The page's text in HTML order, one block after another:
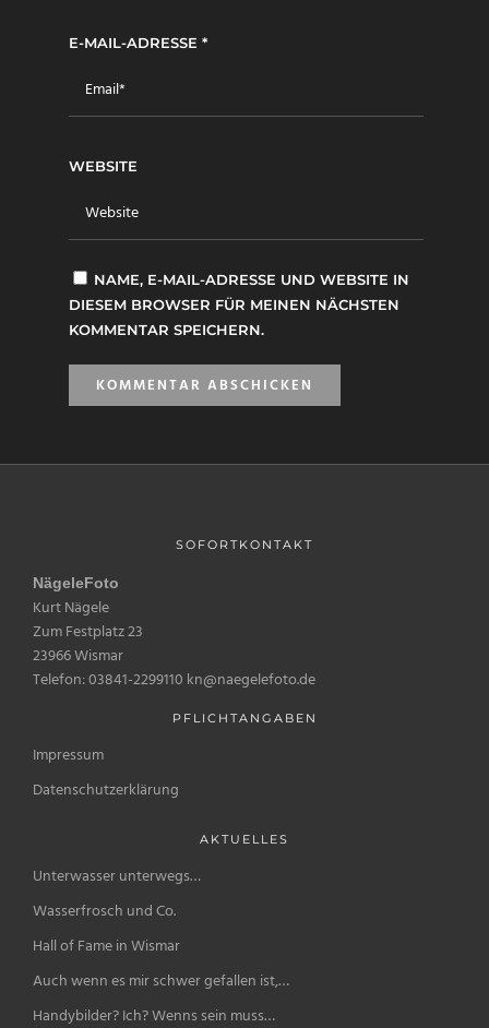
E-MAIL-ADRESSE *
WEBSITE
NAME, E-MAIL-ADRESSE UND WEBSITE IN
DIESEM BROWSER FÜR MEINEN NÄCHSTEN
KOMMENTAR SPEICHERN.
SOFORTKONTAKT
NägeleFoto
Kurt Nägele
Zum Festplatz 23
23966 Wismar
Telefon: 03841-2299110 kn@naegelefoto.de
PFLICHTANGABEN
Impressum
Datenschutzerklärung
AKTUELLES
Unterwasser unterwegs…
Wasserfrosch und Co.
Hall of Fame in Wismar
Auch wenn es mir schwer gefallen ist,…
Handybilder? Ich? Wenns sein muss…